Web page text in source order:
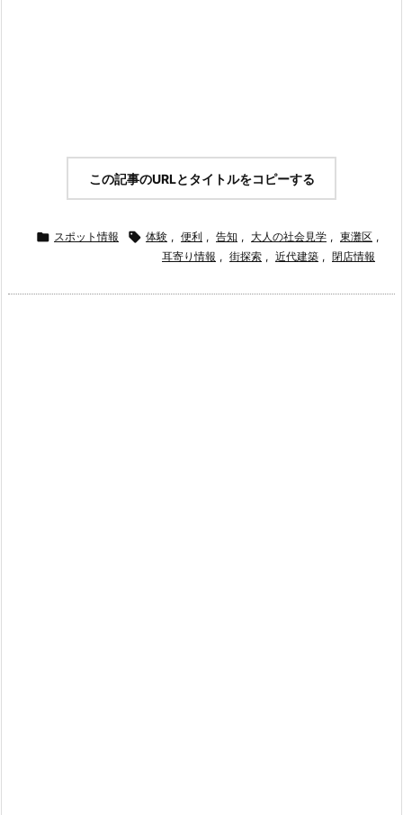
この記事のURLとタイトルをコピーする
 スポット情報  体験 , 便利 , 告知 , 大人の社会見学 , 東灘区 ,
耳寄り情報 , 街探索 , 近代建築 , 閉店情報